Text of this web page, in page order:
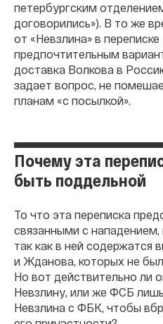
петербургским
договорились»). В то же
от «Невзлина» в
предпочтительным
доставка Волкова в
задает вопрос, не
планам «с посылкой».
Почему эта
быть поддельной
То что эта переписка
связанными с
так как в ней содержатся
и Жданова, которых не
Но вот действительно ли
Невзлину, или же ФСБ
Невзлина с ФБК, чтобы